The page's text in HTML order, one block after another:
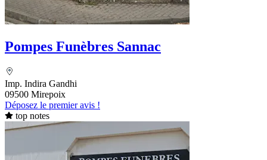
Pompes Funèbres Sannac
Imp. Indira Gandhi
09500 Mirepoix
Déposez le premier avis !
top notes